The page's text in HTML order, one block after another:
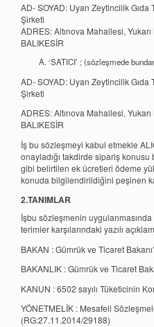
AD- SOYAD: Uyan Zeytincilik Gıda
Şirketi
ADRES: Altınova Mahallesi,
BALIKESİR
‘SATICI’ ; (sözleşmede
AD- SOYAD: Uyan Zeytincilik Gıda
Şirketi
ADRES: Altınova Mahallesi,
BALIKESİR
İş bu sözleşmeyi kabul etmekle
onayladığı takdirde sipariş
gibi belirtilen ek ücretleri ödeme
konuda bilgilendirildiğini peşinen
2.TANIMLAR
İşbu sözleşmenin uygulanmasında
terimler karşılarındaki yazılı
BAKAN : Gümrük ve Ticaret
BAKANLIK : Gümrük ve Ticaret
KANUN : 6502 sayılı Tüketicinin
YÖNETMELİK : Mesafeli
(RG:27.11.2014/29188)